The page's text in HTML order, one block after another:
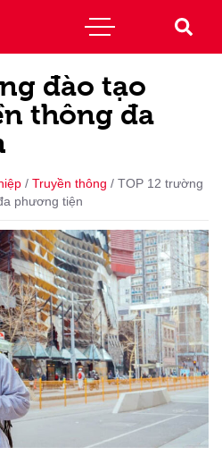
đào tạo
thông đa
/ Truyền thông / TOP 12 trường
phương tiện